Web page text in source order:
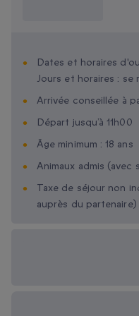
Dates et horaires
Jours et horaires : se
Arrivée conseillée à
Départ jusqu’à 11h00
Âge minimum : 18 ans
Animaux admis (avec
Taxe de séjour non
auprès du partenaire)